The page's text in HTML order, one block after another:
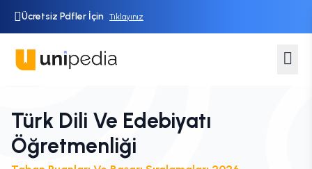
Ücretsiz Pdfler İçin Tıklayınız
Türk Dili Ve Edebiyatı
Öğretmenliği